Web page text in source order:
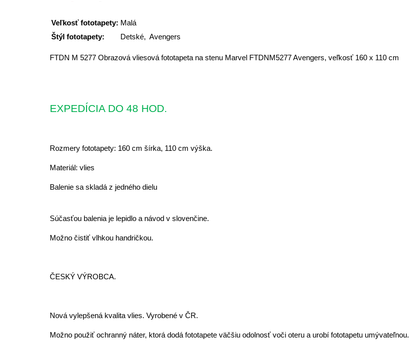
Veľkosť fototapety: Malá
Štýl fototapety:
Detské, Avengers
FTDN M 5277 Obrazová vliesová fototapeta na stenu Marvel FTDNM5277 Avengers, veľkosť 160 x 110 cm
EXPEDÍCIA DO 48 HOD.
Rozmery fototapety: 160 cm šírka, 110 cm výška.
Materiál: vlies
Balenie sa skladá z jedného dielu
Súčasťou balenia je lepidlo a návod v slovenčine.
Možno čistiť vlhkou handričkou.
ČESKÝ VÝROBCA.
Nová vylepšená kvalita vlies. Vyrobené v ČR.
Možno použiť ochranný náter, ktorá dodá fototapete väčšiu odolnosť voči oteru a urobí fototapetu umývateľnou.